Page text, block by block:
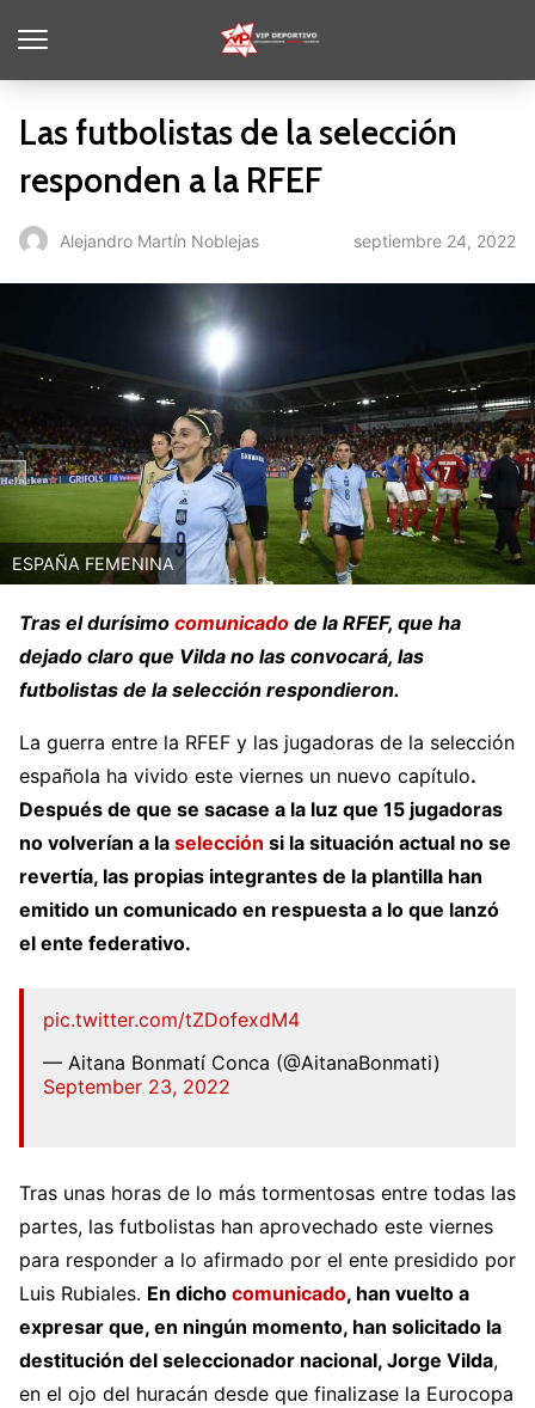
Las futbolistas de la selección
responden a la RFEF
Alejandro Martín Noblejas septiembre 24, 2022
ESPAÑA FEMENINA
Tras el durísimo comunicado de la RFEF, que ha
dejado claro que Vilda no las convocará, las
futbolistas de la selección respondieron.
La guerra entre la RFEF y las jugadoras de la selección
española ha vivido este viernes un nuevo capítulo.
Después de que se sacase a la luz que 15 jugadoras
no volverían a la selección si la situación actual no se
revertía, las propias integrantes de la plantilla han
emitido un comunicado en respuesta a lo que lanzó
el ente federativo.
pic.twitter.com/tZDofexdM4
— Aitana Bonmatí Conca (@AitanaBonmati)
September 23, 2022
Tras unas horas de lo más tormentosas entre todas las
partes, las futbolistas han aprovechado este viernes
para responder a lo afirmado por el ente presidido por
Luis Rubiales. En dicho comunicado, han vuelto a
expresar que, en ningún momento, han solicitado la
destitución del seleccionador nacional, Jorge Vilda,
en el ojo del huracán desde que finalizase la Eurocopa